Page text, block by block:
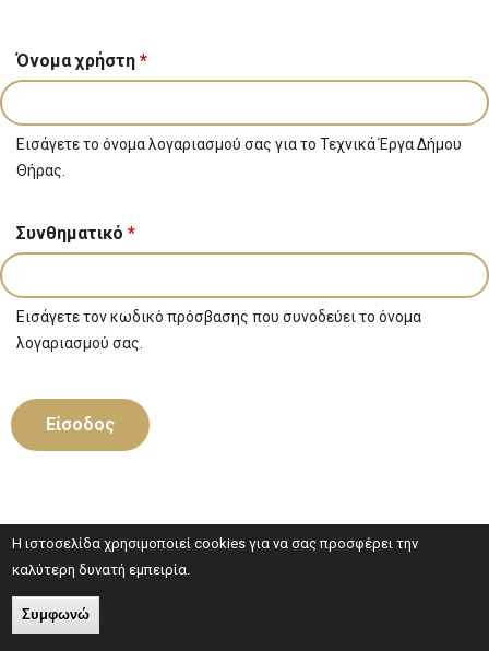
Όνομα χρήστη *
Εισάγετε το όνομα λογαριασμού σας για το Τεχνικά Έργα Δήμου
Θήρας.
Συνθηματικό *
Εισάγετε τον κωδικό πρόσβασης που συνοδεύει το όνομα
λογαριασμού σας.
© 2018 // All Rights Reserved
Η ιστοσελίδα χρησιμοποιεί cookies για να σας προσφέρει την
καλύτερη δυνατή εμπειρία.
Συμφωνώ